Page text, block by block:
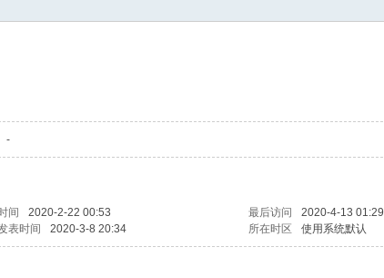
-
间 2020-2-22 00:53 最后访问
2020-4-13 01:29
表时间 2020-3-8 20:34 所在时区 使用系统默认